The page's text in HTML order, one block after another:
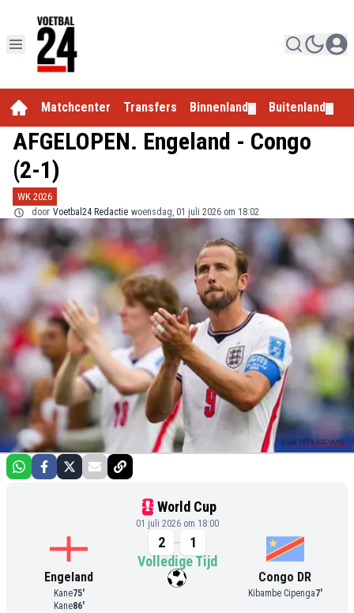
Matchcenter Transfers Binnenland Buitenland
AFGELOPEN. Engeland - Congo
(2-1)
WK 2026
door Voetbal24 Redactie woensdag, 01 juli 2026 om 18:02
World Cup
01 juli 2026 om 18:00
Engeland
Kane75'
Kane86'
2
1
Volledige Tijd
Congo DR
Kibambe Cipenga7'